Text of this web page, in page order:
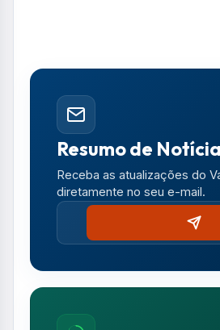
Resumo de
Receba as atualizações do
diretamente no seu e-mail.